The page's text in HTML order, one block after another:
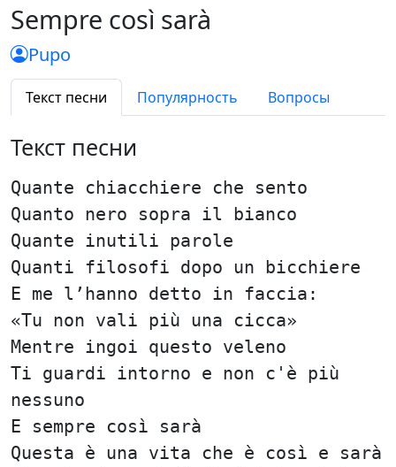
Sempre così sarà
Pupo
Текст песни Популярность Вопросы
Текст песни
Quante chiacchiere che sento
Quanto nero sopra il bianco
Quante inutili parole
Quanti filosofi dopo un bicchiere
E me l’hanno detto in faccia:
«Tu non vali più una cicca»
Mentre ingoi questo veleno
Ti guardi intorno e non c'è più
nessuno
E sempre così sarà
Questa è una vita che è così e sarà